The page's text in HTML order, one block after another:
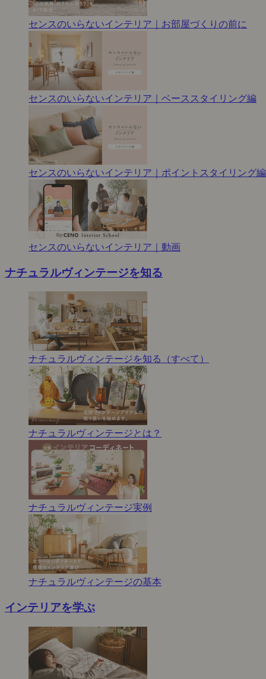
センスのいらないインテリア｜お部屋づくりの前に
センスのいらないインテリア｜ベーススタイリング編
センスのいらないインテリア｜ポイントスタイリング編
センスのいらないインテリア｜動画
ナチュラルヴィンテージを知る
ナチュラルヴィンテージを知る（すべて）
ナチュラルヴィンテージとは？
ナチュラルヴィンテージ実例
ナチュラルヴィンテージの基本
インテリアを学ぶ